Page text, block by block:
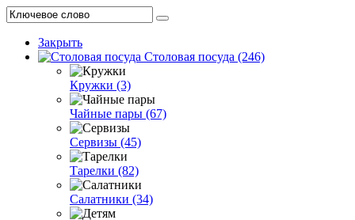
Закрыть
Столовая посуда (246)
Кружки (3)
Чайные пары (67)
Сервизы (45)
Тарелки (82)
Салатники (34)